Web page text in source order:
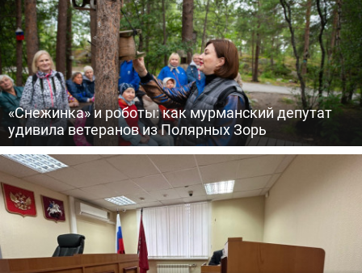
«Снежинка» и роботы: как мурманский депутат
удивила ветеранов из Полярных Зорь